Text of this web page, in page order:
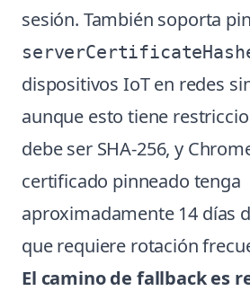
sesión. También soporta
dispositivos IoT en redes
aunque esto tiene
debe ser SHA-256, y
certificado pinneado tenga
aproximadamente 14 días
que requiere rotación
El camino de fallback es